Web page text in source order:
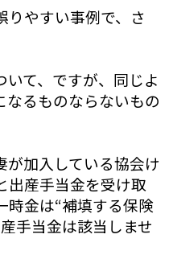
やすい事例で、さ
て、ですが、同じよ
なるものならないもの
加入している協会け
出産手当金を受け取
時金は“補填する保険
手当金は該当しませ